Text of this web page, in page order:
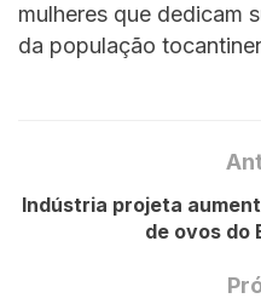
mulheres que dedicam
da população
Indústria projeta
de ovos do